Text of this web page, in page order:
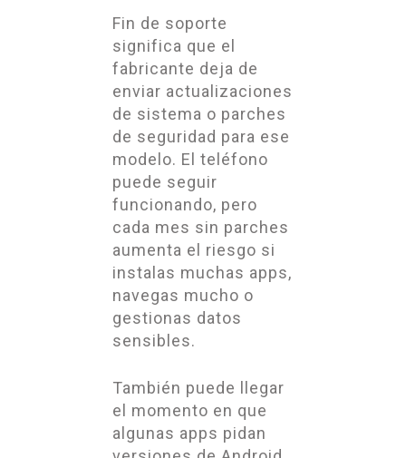
Fin de soporte
significa que el
fabricante deja de
enviar actualizaciones
de sistema o parches
de seguridad para ese
modelo. El teléfono
puede seguir
funcionando, pero
cada mes sin parches
aumenta el riesgo si
instalas muchas apps,
navegas mucho o
gestionas datos
sensibles.
También puede llegar
el momento en que
algunas apps pidan